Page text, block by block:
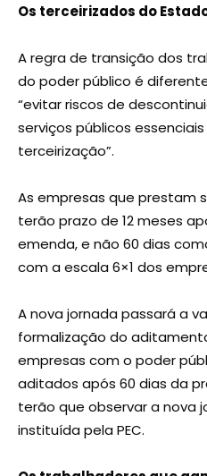
Os terceirizados do
A regra de transição dos
do poder público é
“evitar riscos de
serviços públicos
terceirização”.
As empresas que prestam
terão prazo de 12 meses
emenda, e não 60 dias
com a escala 6×1 dos
A nova jornada passará a
formalização do
empresas com o poder
aditados após 60 dias da
terão que observar a nova
instituída pela PEC.